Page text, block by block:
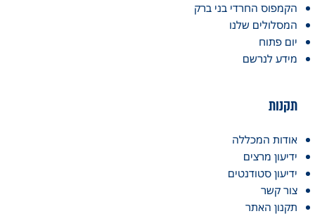
הקמפוס החרדי בני ברק
המסלולים שלנו
יום פתוח
מידע לנרשם
תקנות
אודות המכללה
ידיעון מרצים
ידיעון סטודנטים
צור קשר
תקנון האתר